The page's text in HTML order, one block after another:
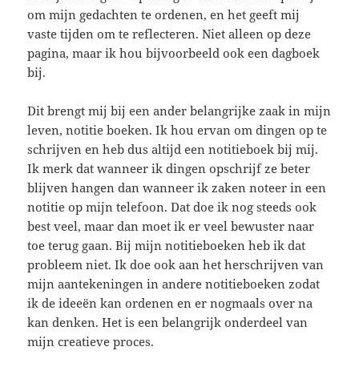
om mijn gedachten te ordenen, en het geeft mij
vaste tijden om te reflecteren. Niet alleen op deze
pagina, maar ik hou bijvoorbeeld ook een dagboek
bij.
Dit brengt mij bij een ander belangrijke zaak in mijn
leven, notitie boeken. Ik hou ervan om dingen op te
schrijven en heb dus altijd een notitieboek bij mij.
Ik merk dat wanneer ik dingen opschrijf ze beter
blijven hangen dan wanneer ik zaken noteer in een
notitie op mijn telefoon. Dat doe ik nog steeds ook
best veel, maar dan moet ik er veel bewuster naar
toe terug gaan. Bij mijn notitieboeken heb ik dat
probleem niet. Ik doe ook aan het herschrijven van
mijn aantekeningen in andere notitieboeken zodat
ik de ideeën kan ordenen en er nogmaals over na
kan denken. Het is een belangrijk onderdeel van
mijn creatieve proces.